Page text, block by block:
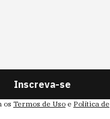
Inscreva-se
os Termos de Uso e Política de